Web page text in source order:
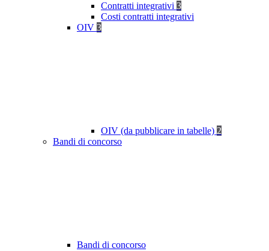
Contratti integrativi 3
Costi contratti integrativi
OIV 3
OIV (da pubblicare in tabelle) 2
Bandi di concorso
Bandi di concorso